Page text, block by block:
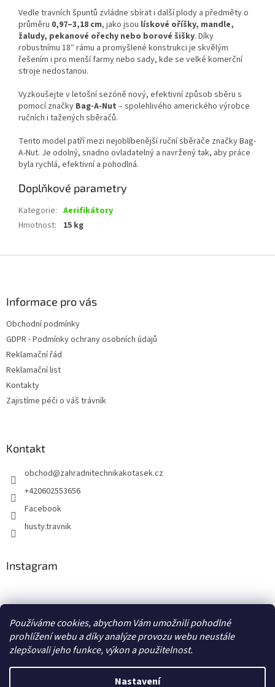
Používáme cookies, abychom Vám umožnili pohodlné
prohlížení webu a díky analýze provozu webu neustále
zlepšovali jeho funkce, výkon a použitelnost.
Nastavení
Vedle travních špuntů zvládne sbírat i další plody a předměty o
průměru 0,97–3,18 cm, jako jsou lískové oříšky, mandle,
žaludy, pekanové ořechy nebo borové šišky. Díky
robustnímu 18″ rámu a promyšlené konstrukci je skvělým
řešením i pro menší farmy nebo sady, kde se velké komerční
stroje nedostanou.
Vyzkoušejte v letošní sezóně nový, efektivní způsob sběru s
pomocí značky Bag-A-Nut – spolehlivého amerického výrobce
ručních i tažených sběračů.
Tento model patří mezi nejoblíbenější ruční sběrače značky Bag-
A-Nut. Je odolný, snadno ovladatelný a navržený tak, aby práce
byla rychlá, efektivní a pohodlná.
Doplňkové parametry
Kategorie: Aerifikátory
Hmotnost: 15 kg
Informace pro vás
Obchodní podmínky
GDPR - Podmínky ochrany osobních údajů
Reklamační řád
Reklamační list
Kontakty
Zajistíme péči o váš trávník
Kontakt
obchod@zahradnitechnikakotasek.cz
+420602553656
Facebook
husty.travnik
Instagram